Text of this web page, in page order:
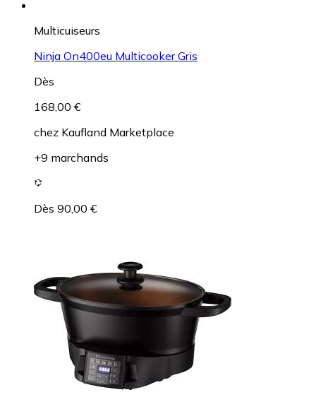
Multicuiseurs
Ninja On400eu Multicooker Gris
Dès
168,00 €
chez Kaufland Marketplace
+9 marchands
Dès 90,00 €